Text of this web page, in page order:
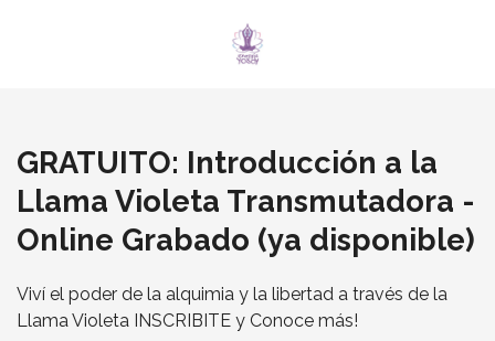
GRATUITO: Introducción a la
Llama Violeta Transmutadora -
Online Grabado (ya disponible)
Viví el poder de la alquimia y la libertad a través de la
Llama Violeta INSCRIBITE y Conoce más!